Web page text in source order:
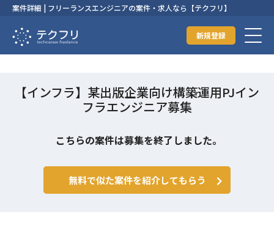
案件詳細 | フリーランスエンジニアの案件・求人なら【テクフリ】
新規登録
【インフラ】某出版企業向け構築運用PJイン
フラエンジニア募集
こちらの案件は募集を終了しました。
無料で似た案件を紹介してもらう